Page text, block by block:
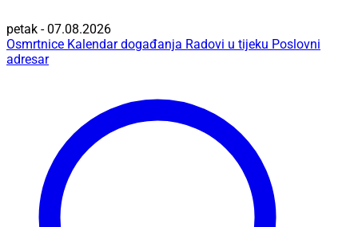
petak - 07.08.2026
Osmrtnice Kalendar događanja Radovi u tijeku Poslovni
adresar